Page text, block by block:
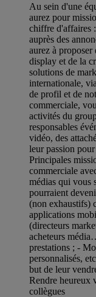
Au sein d'une
aurez pour
chiffre d'affaires
auprès des
aurez à proposer
display et de la
solutions de
internationale,
de profil et de
commerciale,
activités du
responsables
vidéo, des
leur passion
Principales
commerciale
médias qui vous
pourraient
(non exhaustifs)
applications
(directeurs
acheteurs
prestations ; -
personnalisés,
but de leur
Rendre heureux
collègues